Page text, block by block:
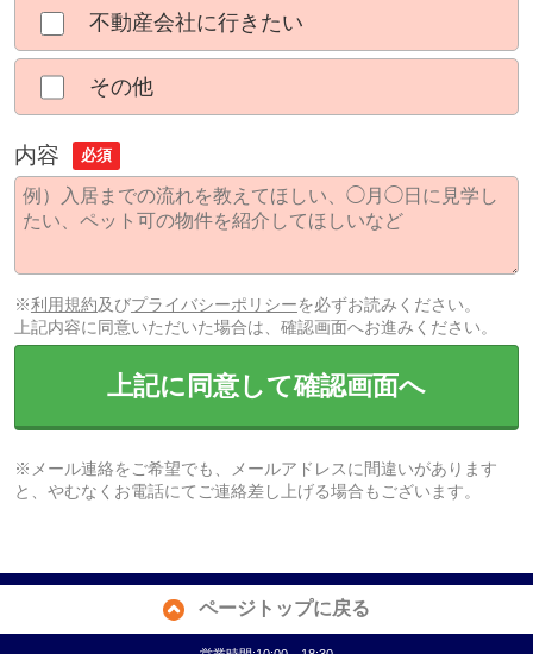
不動産会社に行きたい
その他
内容 必須
※利用規約及びプライバシーポリシーを必ずお読みください。
上記内容に同意いただいた場合は、確認画面へお進みください。
上記に同意して確認画面へ
※メール連絡をご希望でも、メールアドレスに間違いがあります
と、やむなくお電話にてご連絡差し上げる場合もございます。
ページトップに戻る